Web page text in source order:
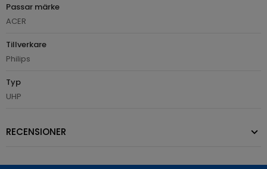
Passar märke
ACER
Tillverkare
Philips
Typ
UHP
RECENSIONER